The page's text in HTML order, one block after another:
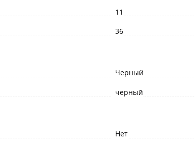
11
36
Черный
черный
Нет